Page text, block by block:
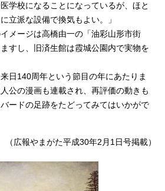
学校になることになっているが、ほと
立派な設備で換気もよい。」
メージは高橋由一の「油彩山形市街
すし、旧済生館は霞城公園内で実物を
日140周年という節目の年にあたりま
公の漫画も連載され、再評価の動きも
ードの足跡をたどってみてはいかがで
（広報やまがた平成30年2月1日号掲載）